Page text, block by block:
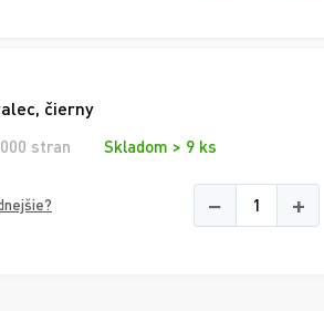
čierny
stran Skladom > 9 ks
− +